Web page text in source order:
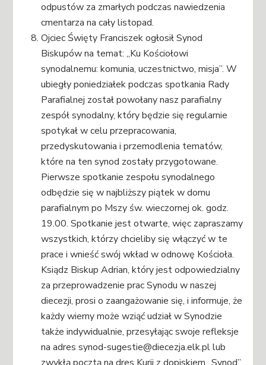
odpustów za zmarłych podczas nawiedzenia
cmentarza na cały listopad.
Ojciec Święty Franciszek ogłosił Synod
Biskupów na temat: „Ku Kościołowi
synodalnemu: komunia, uczestnictwo, misja”. W
ubiegły poniedziałek podczas spotkania Rady
Parafialnej został powołany nasz parafialny
zespół synodalny, który będzie się regularnie
spotykał w celu przepracowania,
przedyskutowania i przemodlenia tematów,
które na ten synod zostały przygotowane.
Pierwsze spotkanie zespołu synodalnego
odbędzie się w najbliższy piątek w domu
parafialnym po Mszy św. wieczornej ok. godz.
19.00. Spotkanie jest otwarte, więc zapraszamy
wszystkich, którzy chcieliby się włączyć w te
prace i wnieść swój wkład w odnowę Kościoła.
Ksiądz Biskup Adrian, który jest odpowiedzialny
za przeprowadzenie prac Synodu w naszej
diecezji, prosi o zaangażowanie się, i informuje, że
każdy wierny może wziąć udział w Synodzie
także indywidualnie, przesyłając swoje refleksje
na adres synod-sugestie@diecezja.elk.pl lub